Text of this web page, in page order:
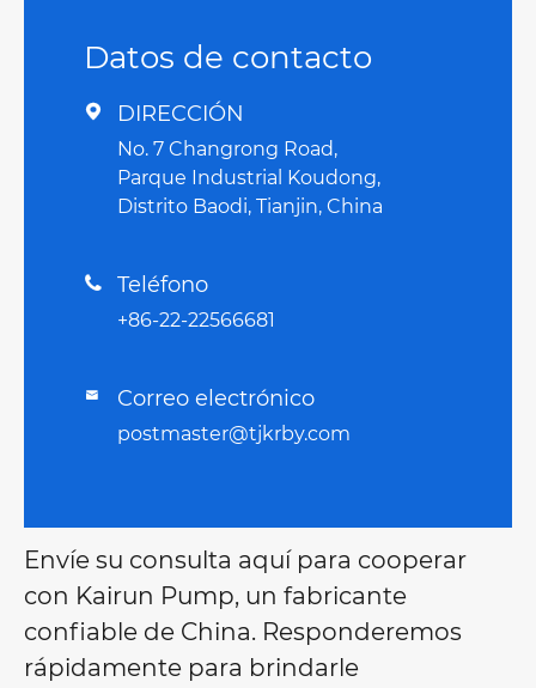
Datos de contacto
 DIRECCIÓN
No. 7 Changrong Road,
Parque Industrial Koudong,
Distrito Baodi, Tianjin, China
 Teléfono
+86-22-22566681
 Correo electrónico
postmaster@tjkrby.com
Envíe su consulta aquí para cooperar
con Kairun Pump, un fabricante
confiable de China. Responderemos
rápidamente para brindarle